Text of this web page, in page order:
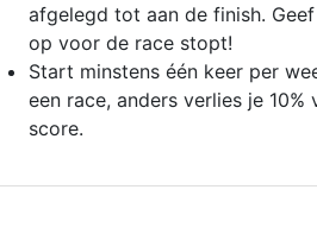
afgelegd tot aan de finish.
op voor de race stopt!
Start minstens één keer per
een race, anders verlies je 10%
score.